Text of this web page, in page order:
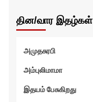
தின/வார இதழ்கள்
அமுதசுரபி
அம்புலிமாமா
இதயம் பேசுகிறது